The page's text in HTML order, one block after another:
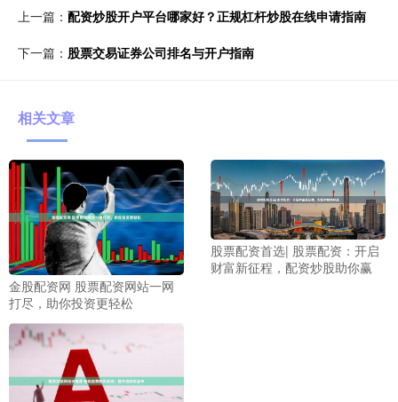
上一篇： 配资炒股开户平台哪家好？正规杠杆炒股在线申请指南
下一篇： 股票交易证券公司排名与开户指南
相关文章
金股配资网 股票配资网站一网
打尽，助你投资更轻松
股票配资首选| 股票配资：开启
财富新征程，配资炒股助你赢